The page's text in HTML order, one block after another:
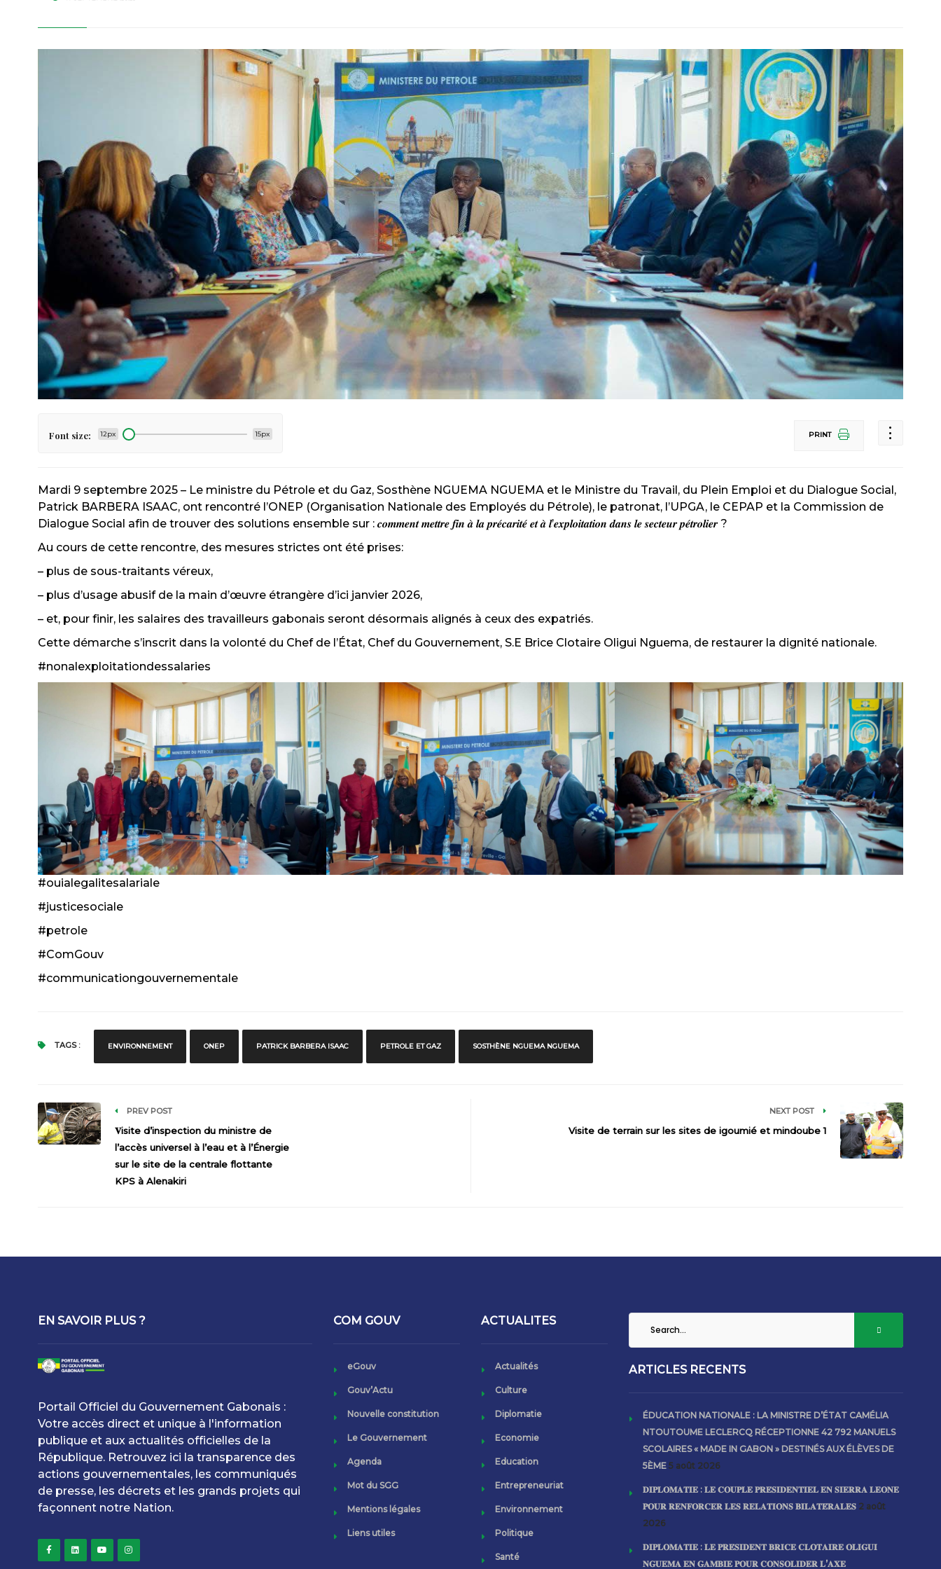
Font size: 12px 15px PRINT
Mardi 9 septembre 2025 – Le ministre du Pétrole et du Gaz, Sosthène NGUEMA NGUEMA et le Ministre du Travail, du Plein Emploi et du Dialogue Social,
Patrick BARBERA ISAAC, ont rencontré l’ONEP (Organisation Nationale des Employés du Pétrole), le patronat, l’UPGA, le CEPAP et la Commission de
Dialogue Social afin de trouver des solutions ensemble sur : 𝒄𝒐𝒎𝒎𝒆𝒏𝒕 𝒎𝒆𝒕𝒕𝒓𝒆 𝒇𝒊𝒏 𝒂̀ 𝒍𝒂 𝒑𝒓𝒆́𝒄𝒂𝒓𝒊𝒕𝒆́ 𝒆𝒕 𝒂̀ 𝒍’𝒆𝒙𝒑𝒍𝒐𝒊𝒕𝒂𝒕𝒊𝒐𝒏 𝒅𝒂𝒏𝒔 𝒍𝒆 𝒔𝒆𝒄𝒕𝒆𝒖𝒓 𝒑𝒆́𝒕𝒓𝒐𝒍𝒊𝒆𝒓 ?
Au cours de cette rencontre, des mesures strictes ont été prises:
– plus de sous-traitants véreux,
– plus d’usage abusif de la main d’œuvre étrangère d’ici janvier 2026,
– et, pour finir, les salaires des travailleurs gabonais seront désormais alignés à ceux des expatriés.
Cette démarche s’inscrit dans la volonté du Chef de l’État, Chef du Gouvernement, S.E Brice Clotaire Oligui Nguema, de restaurer la dignité nationale.
#nonalexploitationdessalaries
#ouialegalitesalariale
#justicesociale
#petrole
#ComGouv
#communicationgouvernementale
TAGS : ENVIRONNEMENT ONEP PATRICK BARBERA ISAAC PETROLE ET GAZ SOSTHÈNE NGUEMA NGUEMA
PREV POST
𝐕isite d’inspection du ministre de
l’accès universel à l’eau et à l’Énergie
sur le site de la centrale flottante
KPS à Alenakiri
NEXT POST
Visite de terrain sur les sites de igoumié et mindoube 1
EN SAVOIR PLUS ?
Portail Officiel du Gouvernement Gabonais :
Votre accès direct et unique à l'information
publique et aux actualités officielles de la
République. Retrouvez ici la transparence des
actions gouvernementales, les communiqués
de presse, les décrets et les grands projets qui
façonnent notre Nation.
COM GOUV
eGouv
Gouv’Actu
Nouvelle constitution
Le Gouvernement
Agenda
Mot du SGG
Mentions légales
Liens utiles
ACTUALITES
Actualités
Culture
Diplomatie
Economie
Education
Entrepreneuriat
Environnement
Politique
Santé
ARTICLES RECENTS
ÉDUCATION NATIONALE : LA MINISTRE D’ÉTAT CAMÉLIA
NTOUTOUME LECLERCQ RÉCEPTIONNE 42 792 MANUELS
SCOLAIRES « MADE IN GABON » DESTINÉS AUX ÉLÈVES DE
5ÈME 5 août 2026
𝐃𝐈𝐏𝐋𝐎𝐌𝐀𝐓𝐈𝐄 : 𝐋𝐄 𝐂𝐎𝐔𝐏𝐋𝐄 𝐏𝐑𝐄́𝐒𝐈𝐃𝐄𝐍𝐓𝐈𝐄𝐋 𝐄𝐍 𝐒𝐈𝐄𝐑𝐑𝐀 𝐋𝐄𝐎𝐍𝐄
𝐏𝐎𝐔𝐑 𝐑𝐄𝐍𝐅𝐎𝐑𝐂𝐄𝐑 𝐋𝐄𝐒 𝐑𝐄𝐋𝐀𝐓𝐈𝐎𝐍𝐒 𝐁𝐈𝐋𝐀𝐓𝐄́𝐑𝐀𝐋𝐄𝐒 2 août
2026
𝐃𝐈𝐏𝐋𝐎𝐌𝐀𝐓𝐈𝐄 : 𝐋𝐄 𝐏𝐑𝐄́𝐒𝐈𝐃𝐄𝐍𝐓 𝐁𝐑𝐈𝐂𝐄 𝐂𝐋𝐎𝐓𝐀𝐈𝐑𝐄 𝐎𝐋𝐈𝐆𝐔𝐈
𝐍𝐆𝐔𝐄𝐌𝐀 𝐄𝐍 𝐆𝐀𝐌𝐁𝐈𝐄 𝐏𝐎𝐔𝐑 𝐂𝐎𝐍𝐒𝐎𝐋𝐈𝐃𝐄𝐑 𝐋’𝐀𝐗𝐄